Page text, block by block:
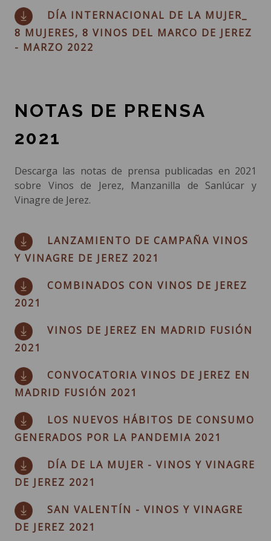
DÍA INTERNACIONAL DE LA MUJER_
8 MUJERES, 8 VINOS DEL MARCO DE JEREZ
- MARZO 2022
NOTAS DE PRENSA
2021
Descarga las notas de prensa publicadas en 2021
sobre Vinos de Jerez, Manzanilla de Sanlúcar y
Vinagre de Jerez.
LANZAMIENTO DE CAMPAÑA VINOS
Y VINAGRE DE JEREZ 2021
COMBINADOS CON VINOS DE JEREZ
2021
VINOS DE JEREZ EN MADRID FUSIÓN
2021
CONVOCATORIA VINOS DE JEREZ EN
MADRID FUSIÓN 2021
LOS NUEVOS HÁBITOS DE CONSUMO
GENERADOS POR LA PANDEMIA 2021
DÍA DE LA MUJER - VINOS Y VINAGRE
DE JEREZ 2021
SAN VALENTÍN - VINOS Y VINAGRE
DE JEREZ 2021